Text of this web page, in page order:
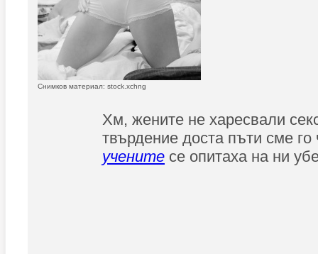
Снимков материал: stock.xchng
Хм, жените не харесвали
твърдение доста пъти сме
учените се опитаха на ни